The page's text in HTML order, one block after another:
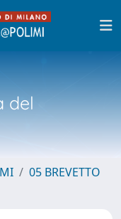
del
05 BREVETTO